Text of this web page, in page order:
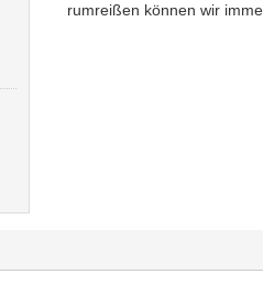
rumreißen können wir